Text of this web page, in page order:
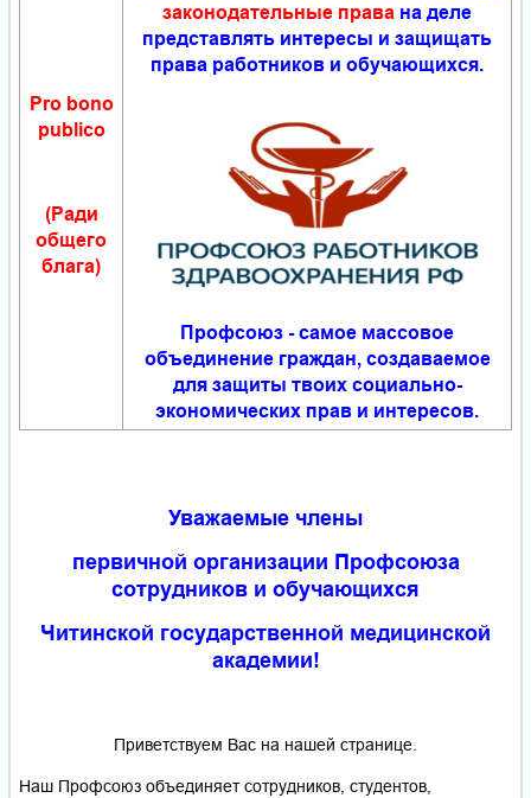
Pro bono
publico
(Ради
общего
блага)
законодательные права на деле
представлять интересы и защищать
права работников и обучающихся.
Профсоюз - самое массовое
объединение граждан, создаваемое
для защиты твоих социально-
экономических прав и интересов.
Уважаемые члены
первичной организации Профсоюза
сотрудников и обучающихся
Читинской государственной медицинской
академии!
Приветствуем Вас на нашей странице.
Наш Профсоюз объединяет сотрудников, студентов,